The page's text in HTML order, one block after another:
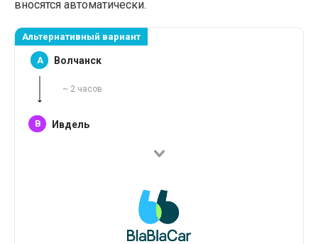
вносятся автоматически.
Альтернативный вариант
A Волчанск
~ 2 часов
B Ивдель